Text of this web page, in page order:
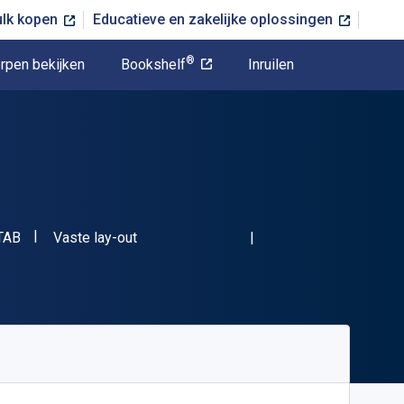
kopen Educatieve en zakelijke oplossingen
bekijken Bookshelf® Inruilen
"ISBN-13 01916KTAB"
Indeling
Vaste lay-out